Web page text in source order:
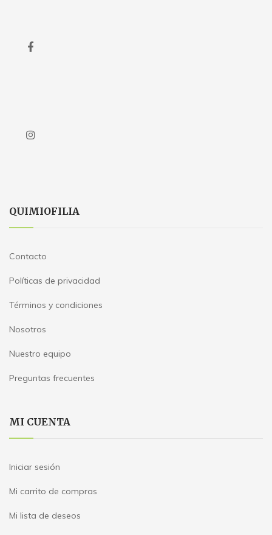
QUIMIOFILIA
Contacto
Políticas de privacidad
Términos y condiciones
Nosotros
Nuestro equipo
Preguntas frecuentes
MI CUENTA
Iniciar sesión
Mi carrito de compras
Mi lista de deseos